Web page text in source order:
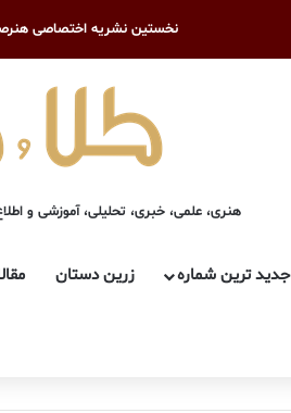
نخستین نشریه اختصاصی
هنری، علمی، خبری، تحلیلی، آموزشی و
جدید ترین شماره زرین دستان